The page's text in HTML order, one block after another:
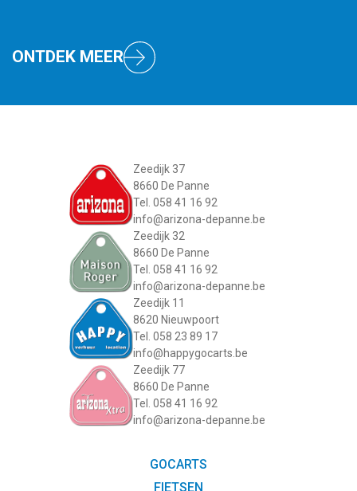
ONTDEK MEER
Zeedijk 37
8660 De Panne
Tel. 058 41 16 92
info@arizona-depanne.be
Zeedijk 32
8660 De Panne
Tel. 058 41 16 92
info@arizona-depanne.be
Zeedijk 11
8620 Nieuwpoort
Tel. 058 23 89 17
info@happygocarts.be
Zeedijk 77
8660 De Panne
Tel. 058 41 16 92
info@arizona-depanne.be
GOCARTS
FIETSEN